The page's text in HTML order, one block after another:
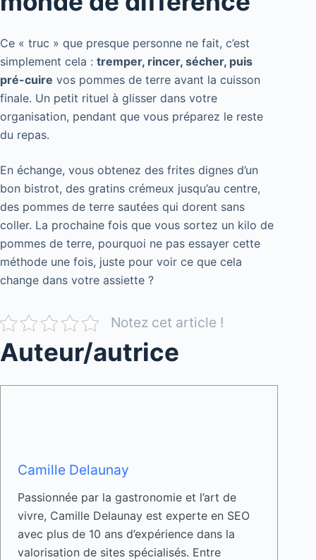
Ce « truc » que presque personne ne fait, c’est
simplement cela : tremper, rincer, sécher, puis
pré-cuire vos pommes de terre avant la cuisson
finale. Un petit rituel à glisser dans votre
organisation, pendant que vous préparez le reste
du repas.
En échange, vous obtenez des frites dignes d’un
bon bistrot, des gratins crémeux jusqu’au centre,
des pommes de terre sautées qui dorent sans
coller. La prochaine fois que vous sortez un kilo de
pommes de terre, pourquoi ne pas essayer cette
méthode une fois, juste pour voir ce que cela
change dans votre assiette ?
Notez cet article !
Auteur/autrice
Camille Delaunay
Passionnée par la gastronomie et l’art de
vivre, Camille Delaunay est experte en SEO
avec plus de 10 ans d’expérience dans la
valorisation de sites spécialisés. Entre